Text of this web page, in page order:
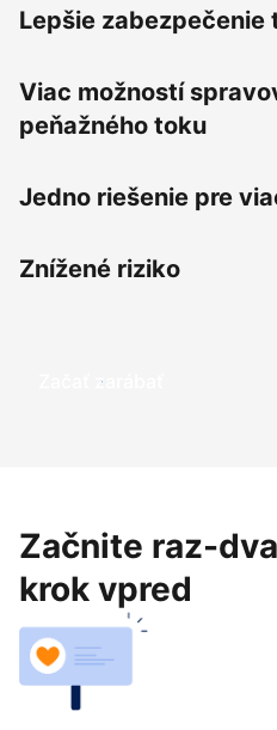
Lepšie zabezpečenie
Viac možností
peňažného toku
Jedno riešenie pre
Znížené riziko
Začať zarábať
Začnite raz-
krok vpred